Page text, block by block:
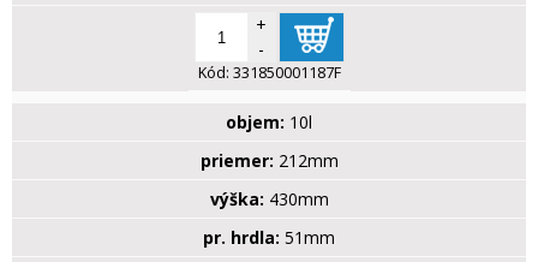
+
-
Kód: 331850001187F
objem: 10l
priemer: 212mm
výška: 430mm
pr. hrdla: 51mm